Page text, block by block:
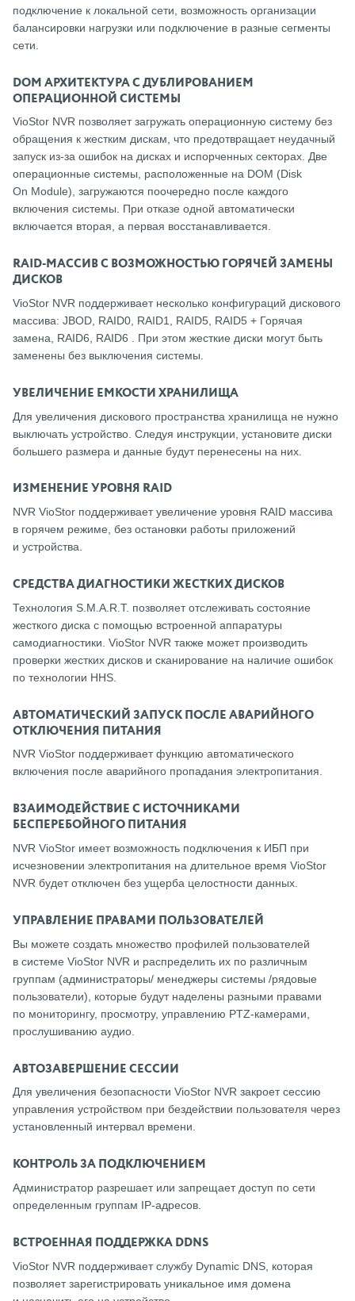
подключение к локальной сети, возможность организации
балансировки нагрузки или подключение в разные сегменты
сети.
DOM АРХИТЕКТУРА С ДУБЛИРОВАНИЕМ
ОПЕРАЦИОННОЙ СИСТЕМЫ
VioStor NVR позволяет загружать операционную систему без
обращения к жестким дискам, что предотвращает неудачный
запуск из-за ошибок на дисках и испорченных секторах. Две
операционные системы, расположенные на DOM (Disk
On Module), загружаются поочередно после каждого
включения системы. При отказе одной автоматически
включается вторая, а первая восстанавливается.
RAID-МАССИВ C ВОЗМОЖНОСТЬЮ ГОРЯЧЕЙ ЗАМЕНЫ
ДИСКОВ
VioStor NVR поддерживает несколько конфигураций дискового
массива: JBOD, RAID0, RAID1, RAID5, RAID5 + Горячая
замена, RAID6, RAID6 . При этом жесткие диски могут быть
заменены без выключения системы.
УВЕЛИЧЕНИЕ ЕМКОСТИ ХРАНИЛИЩА
Для увеличения дискового пространства хранилища не нужно
выключать устройство. Следуя инструкции, установите диски
большего размера и данные будут перенесены на них.
ИЗМЕНЕНИЕ УРОВНЯ RAID
NVR VioStor поддерживает увеличение уровня RAID массива
в горячем режиме, без остановки работы приложений
и устройства.
СРЕДСТВА ДИАГНОСТИКИ ЖЕСТКИХ ДИСКОВ
Технология S.M.A.R.T. позволяет отслеживать состояние
жесткого диска с помощью встроенной аппаратуры
самодиагностики. VioStor NVR также может производить
проверки жестких дисков и сканирование на наличие ошибок
по технологии HHS.
АВТОМАТИЧЕСКИЙ ЗАПУСК ПОСЛЕ АВАРИЙНОГО
ОТКЛЮЧЕНИЯ ПИТАНИЯ
NVR VioStor поддерживает функцию автоматического
включения после аварийного пропадания электропитания.
ВЗАИМОДЕЙСТВИЕ С ИСТОЧНИКАМИ
БЕСПЕРЕБОЙНОГО ПИТАНИЯ
NVR VioStor имеет возможность подключения к ИБП при
исчезновении электропитания на длительное время VioStor
NVR будет отключен без ущерба целостности данных.
УПРАВЛЕНИЕ ПРАВАМИ ПОЛЬЗОВАТЕЛЕЙ
Вы можете создать множество профилей пользователей
в системе VioStor NVR и распределить их по различным
группам (администраторы/ менеджеры системы /рядовые
пользователи), которые будут наделены разными правами
по мониторингу, просмотру, управлению PTZ-камерами,
прослушиванию аудио.
АВТОЗАВЕРШЕНИЕ СЕССИИ
Для увеличения безопасности VioStor NVR закроет сессию
управления устройством при бездействии пользователя через
установленный интервал времени.
КОНТРОЛЬ ЗА ПОДКЛЮЧЕНИЕМ
Администратор разрешает или запрещает доступ по сети
определенным группам IP-адресов.
ВСТРОЕННАЯ ПОДДЕРЖКА DDNS
VioStor NVR поддерживает службу Dynamic DNS, которая
позволяет зарегистрировать уникальное имя домена